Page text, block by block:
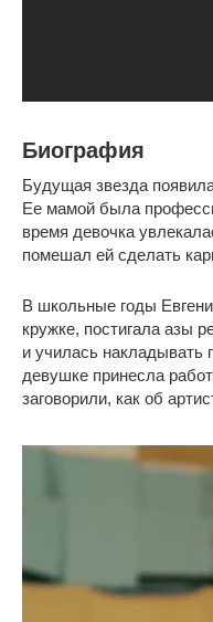
Биография
Будущая звезда
Ее мамой была
время девочка
помешал ей сделать
В школьные годы
кружке, постигала азы
и училась накладывать
девушке принесла
заговорили, как об